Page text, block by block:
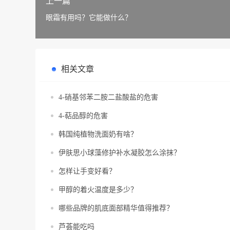
眼霜有用吗？它能做什么？
相关文章
4-硝基邻苯二胺二盐酸盐的危害
4-萜品醇的危害
韩国纯植物洗面奶有啥？
伊肤思小球藻修护补水凝胶怎么涂抹？
怎样让手变好看？
甲醇的着火温度是多少？
哪些品牌的肌底面部精华值得推荐？
芦荟能吃吗